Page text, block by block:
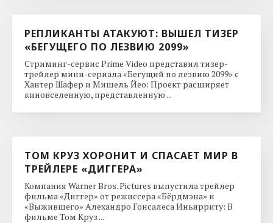
РЕПЛИКАНТЫ АТАКУЮТ: ВЫШЕЛ ТИЗЕР
«БЕГУЩЕГО ПО ЛЕЗВИЮ 2099»
Стриминг-сервис Prime Video представил тизер-
трейлер мини-сериала «Бегущий по лезвию 2099» с
Хантер Шафер и Мишель Йео: Проект расширяет
киновселенную, представленную ...
ТОМ КРУЗ ХОРОНИТ И СПАСАЕТ МИР В
ТРЕЙЛЕРЕ «ДИГГЕРА»
Компания Warner Bros. Pictures выпустила трейлер
фильма «Диггер» от режиссера «Бёрдмэна» и
«Выжившего» Алехандро Гонсалеса Иньярриту: В
фильме Том Круз ...